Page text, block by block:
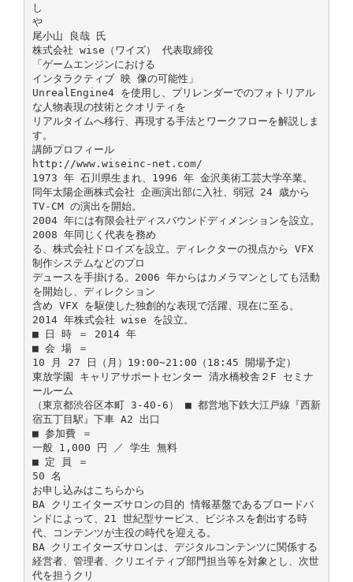
し
や
尾小山 良哉 氏
株式会社 wise（ワイズ） 代表取締役
「ゲームエンジンにおける
インタラクティブ 映 像の可能性」
UnrealEngine4 を使用し、プリレンダーでのフォトリアル
な人物表現の技術とクオリティを
リアルタイムへ移行、再現する手法とワークフローを解説しま
す。
講師プロフィール
http://www.wiseinc-net.com/
1973 年 石川県生まれ、1996 年 金沢美術工芸大学卒業。
同年太陽企画株式会社 企画演出部に入社、弱冠 24 歳から
TV-CM の演出を開始。
2004 年には有限会社ディスバウンドディメンションを設立。
2008 年同じく代表を務め
る、株式会社ドロイズを設立。ディレクターの視点から VFX
制作システムなどのプロ
デュースを手掛ける。2006 年からはカメラマンとしても活動
を開始し、ディレクション
含め VFX を駆使した独創的な表現で活躍、現在に至る。
2014 年株式会社 wise を設立。
■ 日 時 ＝ 2014 年
■ 会 場 ＝
10 月 27 日（月）19:00∼21:00（18:45 開場予定）
東放学園 キャリアサポートセンター 清水橋校舎２F セミナ
ールーム
（東京都渋谷区本町 3-40-6） ■ 都営地下鉄大江戸線『西新
宿五丁目駅』下車 A2 出口
■ 参加費 ＝
一般 1,000 円 ／ 学生 無料
■ 定 員 ＝
50 名
お申し込みはこちらから
BA クリエイターズサロンの目的 情報基盤であるブロードバ
ンドによって、21 世紀型サービス、ビジネスを創出する時
代、コンテンツが主役の時代を迎える。
BA クリエイターズサロンは、デジタルコンテンツに関係する
経営者、管理者、クリエイティブ部門担当等を対象とし、次世
代を担うクリ